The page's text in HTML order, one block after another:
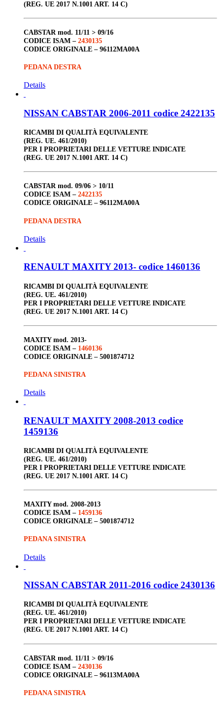
(REG. UE 2017 N.1001 ART. 14 C)
CABSTAR mod. 11/11 > 09/16
CODICE ISAM – 2430135
CODICE ORIGINALE – 96112MA00A
PEDANA DESTRA
Details
NISSAN CABSTAR 2006-2011 codice 2422135
RICAMBI DI QUALITÀ EQUIVALENTE
(REG. UE. 461/2010)
PER I PROPRIETARI DELLE VETTURE INDICATE
(REG. UE 2017 N.1001 ART. 14 C)
CABSTARmod. 09/06 > 10/11
CODICE ISAM – 2422135
CODICE ORIGINALE – 96112MA00A
PEDANA DESTRA
Details
RENAULT MAXITY 2013- codice 1460136
RICAMBI DI QUALITÀ EQUIVALENTE
(REG. UE. 461/2010)
PER I PROPRIETARI DELLE VETTURE INDICATE
(REG. UE 2017 N.1001 ART. 14 C)
MAXITYmod. 2013-
CODICE ISAM – 1460136
CODICE ORIGINALE – 5001874712
PEDANA SINISTRA
Details
RENAULT MAXITY 2008-2013 codice
1459136
RICAMBI DI QUALITÀ EQUIVALENTE
(REG. UE. 461/2010)
PER I PROPRIETARI DELLE VETTURE INDICATE
(REG. UE 2017 N.1001 ART. 14 C)
MAXITYmod. 2008-2013
CODICE ISAM – 1459136
CODICE ORIGINALE – 5001874712
PEDANA SINISTRA
Details
NISSAN CABSTAR 2011-2016 codice 2430136
RICAMBI DI QUALITÀ EQUIVALENTE
(REG. UE. 461/2010)
PER I PROPRIETARI DELLE VETTURE INDICATE
(REG. UE 2017 N.1001 ART. 14 C)
CABSTAR mod. 11/11 > 09/16
CODICE ISAM – 2430136
CODICE ORIGINALE – 96113MA00A
PEDANA SINISTRA